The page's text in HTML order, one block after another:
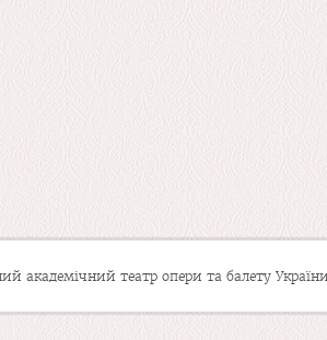
академічний театр опери та балету